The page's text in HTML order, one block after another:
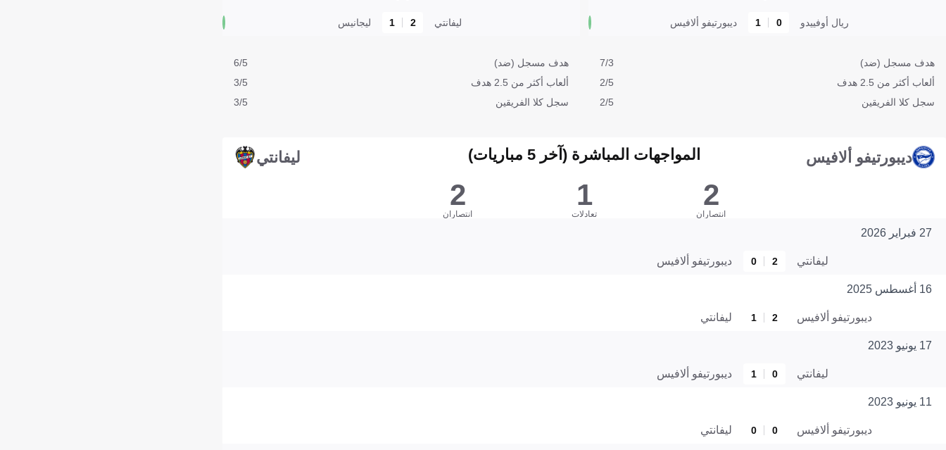
ريال أوفييدو 0
1 ديبورتيفو ألافيس
هدف مسجل (ضد)
7/3
ألعاب أكثر من 2.5 هدف
2/5
سجل كلا الفريقين
2/5
ليفانتي 2
1 ليجانيس
هدف مسجل (ضد)
6/5
ألعاب أكثر من 2.5 هدف
3/5
سجل كلا الفريقين
3/5
ديبورتيفو ألافيس المواجهات المباشرة (آخر 5 مباريات) ليفانتي
2
انتصاران
1
تعادلات
2
انتصاران
27 فبراير 2026
ليفانتي 2
0 ديبورتيفو ألافيس
16 أغسطس 2025
ديبورتيفو ألافيس 2
1 ليفانتي
17 يونيو 2023
ليفانتي 0
1 ديبورتيفو ألافيس
11 يونيو 2023
ديبورتيفو ألافيس 0
0 ليفانتي